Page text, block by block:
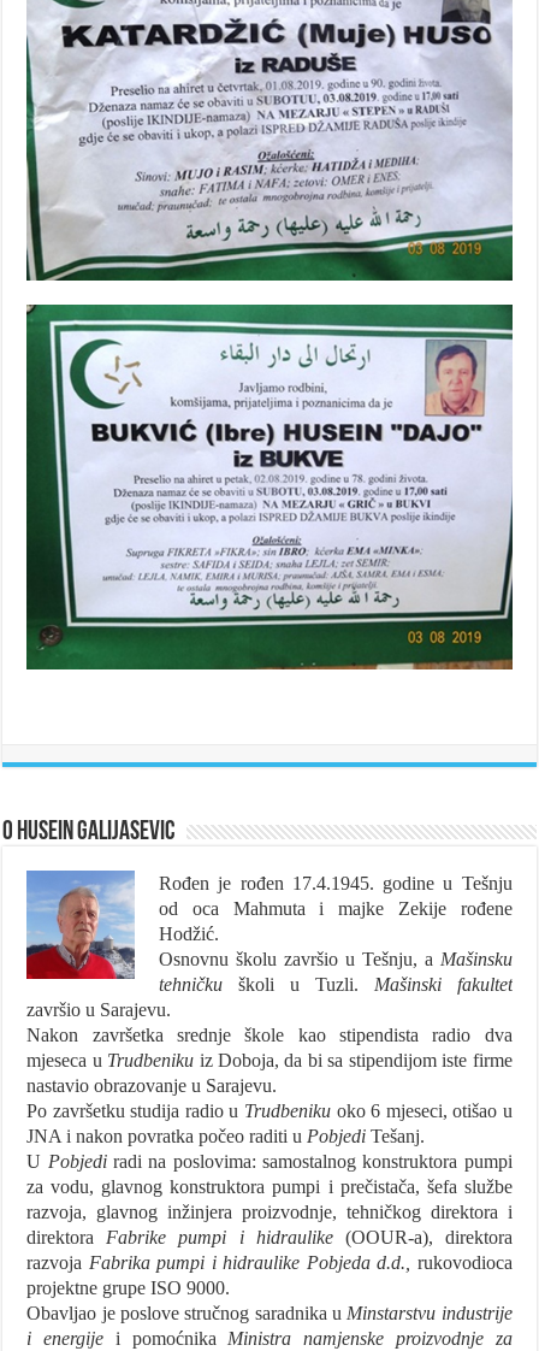
O Husein Galijasevic
Rođen je rođen 17.4.1945. godine u Tešnju
od oca Mahmuta i majke Zekije rođene
Hodžić.
Osnovnu školu završio u Tešnju, a Mašinsku
tehničku školi u Tuzli. Mašinski fakultet
završio u Sarajevu.
Nakon završetka srednje škole kao stipendista radio dva
mjeseca u Trudbeniku iz Doboja, da bi sa stipendijom iste firme
nastavio obrazovanje u Sarajevu.
Po završetku studija radio u Trudbeniku oko 6 mjeseci, otišao u
JNA i nakon povratka počeo raditi u Pobjedi Tešanj.
U Pobjediradi na poslovima: samostalnog konstruktora pumpi
za vodu, glavnog konstruktora pumpi i prečistača, šefa službe
razvoja, glavnog inžinjera proizvodnje, tehničkog direktora i
direktora Fabrike pumpi i hidraulike(OOUR-a), direktora
razvoja Fabrika pumpi i hidraulike Pobjeda d.d.,
rukovodioca
projektne grupe ISO 9000.
Obavljao je poslove stručnog saradnika u Minstarstvu industrije
i energije i pomoćnika Ministra namjenske proizvodnje za